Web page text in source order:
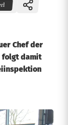
Chef der
folgt damit